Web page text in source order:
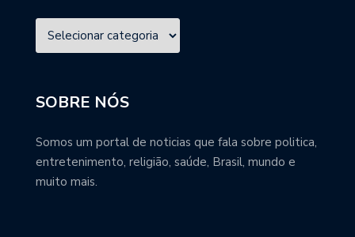
SOBRE NÓS
Somos um portal de noticias que fala sobre politica,
entretenimento, religião, saúde, Brasil, mundo e
muito mais.